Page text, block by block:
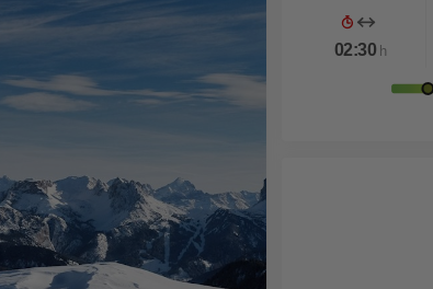
02:30 h